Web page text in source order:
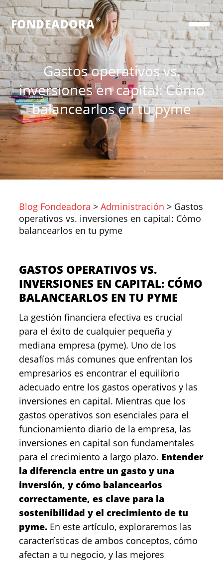
FONDEADORA®
Gastos operativos vs.
inversiones en capital: Cómo
balancearlos en tu pyme
Blog Fondeadora > Administración > Gastos
operativos vs. inversiones en capital: Cómo
balancearlos en tu pyme
GASTOS OPERATIVOS VS.
INVERSIONES EN CAPITAL: CÓMO
BALANCEARLOS EN TU PYME
La gestión financiera efectiva es crucial
para el éxito de cualquier pequeña y
mediana empresa (pyme). Uno de los
desafíos más comunes que enfrentan los
empresarios es encontrar el equilibrio
adecuado entre los gastos operativos y las
inversiones en capital. Mientras que los
gastos operativos son esenciales para el
funcionamiento diario de la empresa, las
inversiones en capital son fundamentales
para el crecimiento a largo plazo. Entender
la diferencia entre un gasto y una
inversión, y cómo balancearlos
correctamente, es clave para la
sostenibilidad y el crecimiento de tu
pyme. En este artículo, exploraremos las
características de ambos conceptos, cómo
afectan a tu negocio, y las mejores